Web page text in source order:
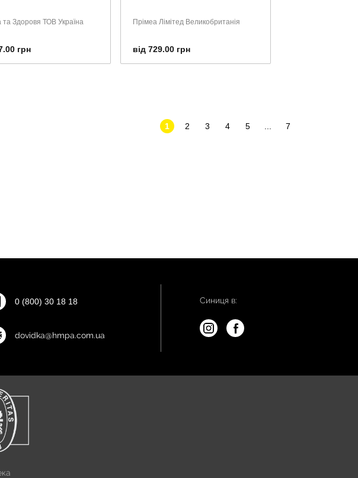
та Здоровя ТОВ Україна
грн
Прімеа Лімітед Великобританія
від 729.00 грн
1 2 3 4 5 7
0 (800) 30 18 18
dovidka@hmpa.com.ua
Синиця в: